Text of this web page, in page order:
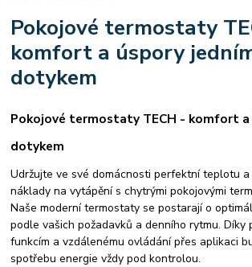
Pokojové termostaty
komfort a úspory
dotykem
Pokojové termostaty TECH - komfort a
dotykem
Udržujte ve své domácnosti perfektní teplotu
náklady na vytápění s chytrými pokojovými
Naše moderní termostaty se postarají o
podle vašich požadavků a denního rytmu. Díky
funkcím a vzdálenému ovládání přes aplikaci
spotřebu energie vždy pod kontrolou.